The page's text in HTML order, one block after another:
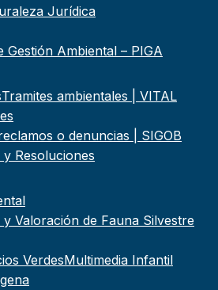
Jurídica
Gestión Ambiental – PIGA
Tramites ambientales | VITAL
o denuncias | SIGOB
Resoluciones
Valoración de Fauna Silvestre
VerdesMultimedia Infantil